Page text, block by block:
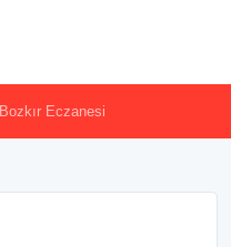
Bozkır Eczanesi